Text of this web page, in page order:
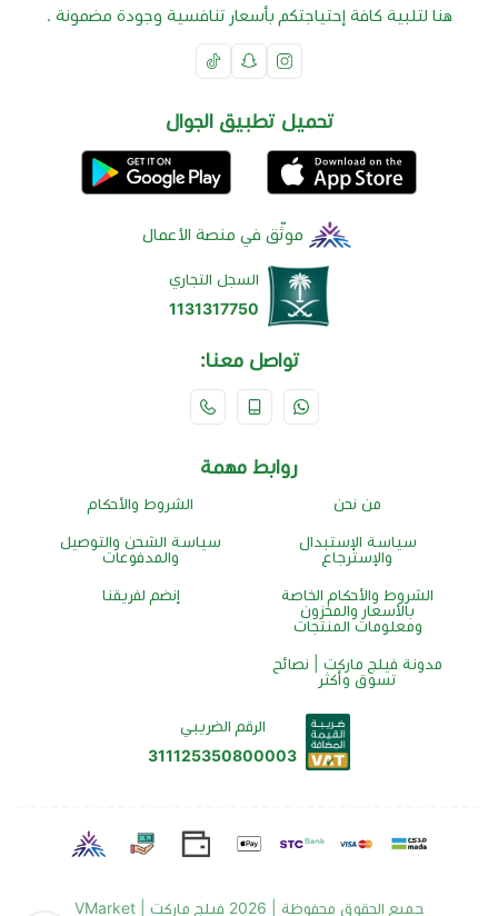
هنا لتلبية كافة إحتياجتكم بأسعار تنافسية وجودة مضمونة .
تحميل تطبيق الجوال
موثّق في منصة الأعمال
السجل التجاري
1131317750
تواصل معنا:
روابط مهمة
من نحن الشروط والأحكام
سياسة الإستبدال
والإسترجاع
سياسة الشحن والتوصيل
والمدفوعات
الشروط والأحكام الخاصة
بالأسعار والمخزون
ومعلومات المنتجات
إنضم لفريقنا
مدونة فيلج ماركت | نصائح
تسوق وأكثر
الرقم الضريبي
311125350800003
جميع الحقوق محفوظة | 2026 فيلج ماركت | VMarket